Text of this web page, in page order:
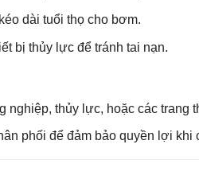
dài tuổi thọ cho bơm.
bị thủy lực để tránh tai nạn.
nghiệp, thủy lực, hoặc các trang
phối để đảm bảo quyền lợi khi